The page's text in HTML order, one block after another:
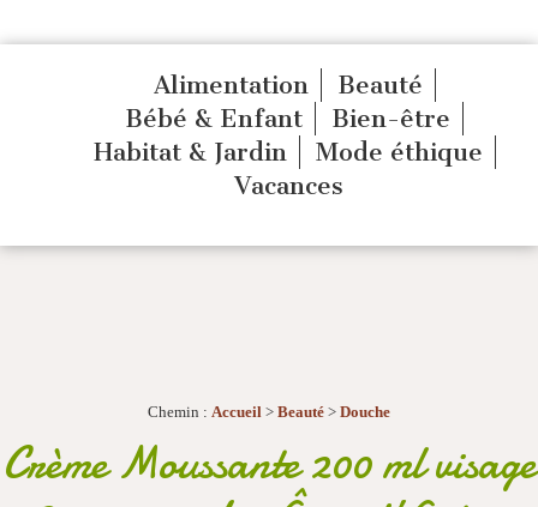
Alimentation
Beauté
Bébé & Enfant
Bien-être
Habitat & Jardin
Mode éthique
Vacances
Chemin : Accueil > Beauté > Douche
Crème Moussante 200 ml visage